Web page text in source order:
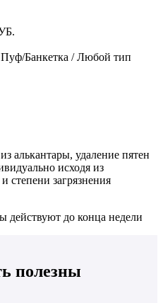
алькантары, удаление пятен
исходя из
степени загрязнения
действуют до конца недели
полезны